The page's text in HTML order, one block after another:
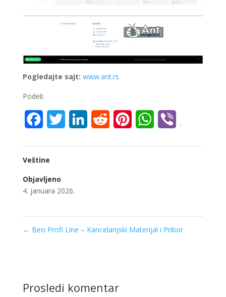
Pogledajte sajt: www.ant.rs
Podeli:
FacebookTwitter LinkedInReddit PinterestWhatsApp
.
Veštine
Objavljeno
4. januara 2026.
← Beo Profi Line – Kancelarijski Materijal i Pribor
Prosledi komentar